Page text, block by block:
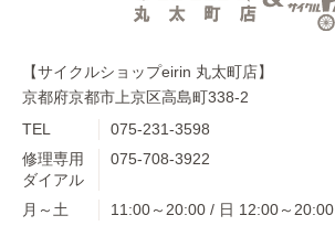
【サイクルショップeirin 丸太町店】
京都府京都市上京区高島町338-2
TEL
075-231-3598
修理専用
ダイアル
075-708-3922
月～土 11:00～20:00 / 日 12:00～20:00